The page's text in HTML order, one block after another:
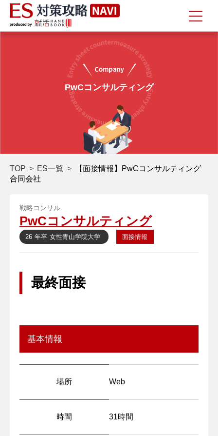
PwCコンサルティング
TOP ES一覧
【面接情報】PwCコンサルティング
合同会社
戦略コンサル
PwCコンサルティング
26 年卒 女性青山学院大学 面接情報
最終面接
基本情報
場所 Web
時間 31時間